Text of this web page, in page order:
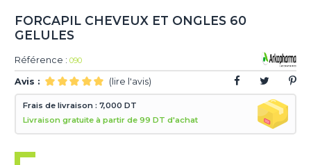
FORCAPIL CHEVEUX ET ONGLES 60
GELULES
Référence : 090
Avis : (lire l'avis)
Frais de livraison : 7,000 DT
Livraison gratuite à partir de 99 DT d'achat